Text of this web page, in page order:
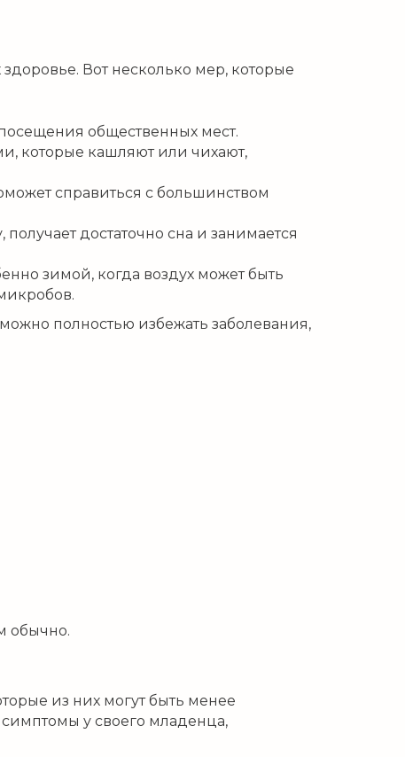
Вот несколько мер, которые
общественных мест.
которые кашляют или чихают,
справиться с большинством
достаточно сна и занимается
зимой, когда воздух может быть
полностью избежать заболевания,
обычно.
из них могут быть менее
у своего младенца,